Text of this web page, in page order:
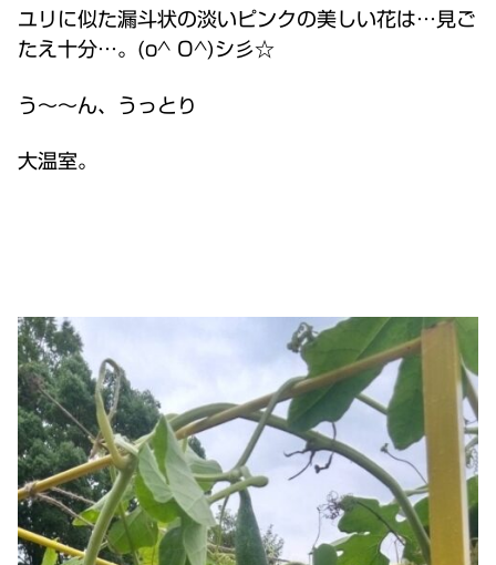
ユリに似た漏斗状の淡いピンクの美しい花は…見ご
たえ十分…。(o^ O^)シ彡☆
う～～ん、うっとり
大温室。